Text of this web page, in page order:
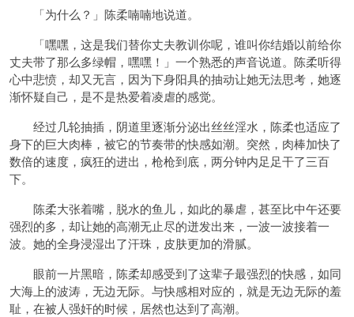
「为什么？」陈柔喃喃地说道。
「嘿嘿，这是我们替你丈夫教训你呢，谁叫你结婚以前给你
丈夫带了那么多绿帽，嘿嘿！」一个熟悉的声音说道。陈柔听得
心中悲愤，却又无言，因为下身阳具的抽动让她无法思考，她逐
渐怀疑自己，是不是热爱着凌虐的感觉。
经过几轮抽插，阴道里逐渐分泌出丝丝淫水，陈柔也适应了
身下的巨大肉棒，被它的节奏带的快感如潮。突然，肉棒加快了
数倍的速度，疯狂的进出，枪枪到底，两分钟内足足干了三百
下。
陈柔大张着嘴，脱水的鱼儿，如此的暴虐，甚至比中午还要
强烈的多，却让她的高潮无止尽的迸发出来，一波一波接着一
波。她的全身浸湿出了汗珠，皮肤更加的滑腻。
眼前一片黑暗，陈柔却感受到了这辈子最强烈的快感，如同
大海上的波涛，无边无际。与快感相对应的，就是无边无际的羞
耻，在被人强奸的时候，居然也达到了高潮。